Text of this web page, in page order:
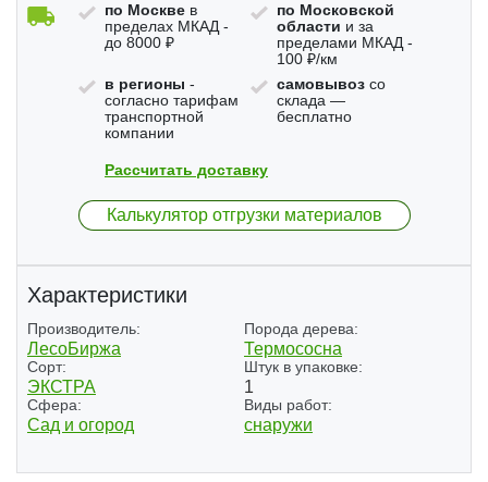
по Москве в
пределах МКАД -
до 8000 ₽
по Московской
области и за
пределами МКАД -
100 ₽/км
в регионы -
согласно тарифам
транспортной
компании
самовывозсо
склада —
бесплатно
Рассчитать доставку
Калькулятор отгрузки материалов
Характеристики
Производитель:
ЛесоБиржа
Порода дерева:
Термососна
Сорт:
ЭКСТРА
Штук в упаковке:
1
Сфера:
Сад и огород
Виды работ:
снаружи